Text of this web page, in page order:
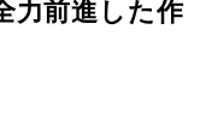
力前進した作